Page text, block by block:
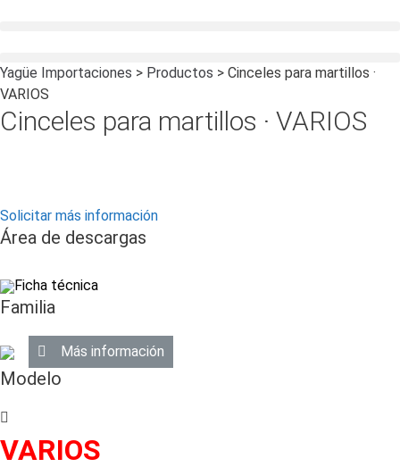
Yagüe Importaciones > Productos > Cinceles para martillos ·
VARIOS
Cinceles para martillos · VARIOS
Solicitar más información
Área de descargas
Ficha técnica
Familia
Más información
Modelo
VARIOS